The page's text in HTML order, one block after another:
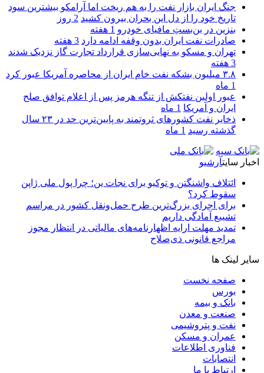
جنگ ایران بازار نفت را به هم ریخت اما آرامکو بیشترین سود
تاریخ خود را از دل این بحران بیرون کشید 2 روز
بنزین در بن‌بستِ مافیای خودرو 1 هفته
صادرات نفت ایران بدون وقفه ادامه دارد 3 هفته
تهران و مسکو به نهایی‌سازی قرارداد تجارت گاز نزدیک شدند
3 هفته
۳.۸ میلیون بشکه نفت خام ایران از محاصره آمریکا عبور کرد
1 ماه
عبور اولین نفتکش از تنگه هرمز پس از اعلام توافق صلح
ایران و آمریکا 1 ماه
ذخایر نفت کشورهای ثروتمند به پایین‌ترین حد در ۲۳ سال
گذشته رسید 1 ماه
اخبار سایتآرشیو
ائتلاف واشنگتن و توکیو برای نجات ین؛ چرا پول ملی ژاپن
سقوط کرد؟
برای اجرای بزرگ‌ترین طرح حمل‌ونقل کشور در مراسم
تشییع آمادگی داریم
تمدید مهلت ارایه اظهارنامه‌های مالیاتی در انتظار مجوز
مراجع قانونی ذی‌‏صلاح
سایر لینک ها
صفحه نخست
بورس
بانک و بیمه
صنعت و معدن
نفت و پتروشیمی
عمران و مسکن
فناوری اطلاعات
انتصابات
ارتباط با ما